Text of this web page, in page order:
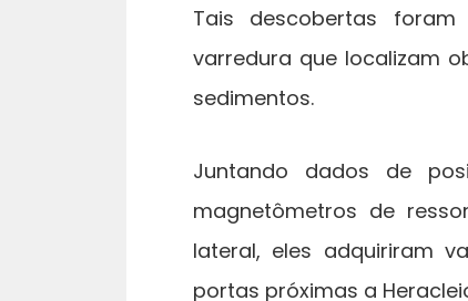
Tais descobertas
varredura que localizam
sedimentos.
Juntando dados de
magnetômetros de
lateral, eles adquiriram
portas próximas a